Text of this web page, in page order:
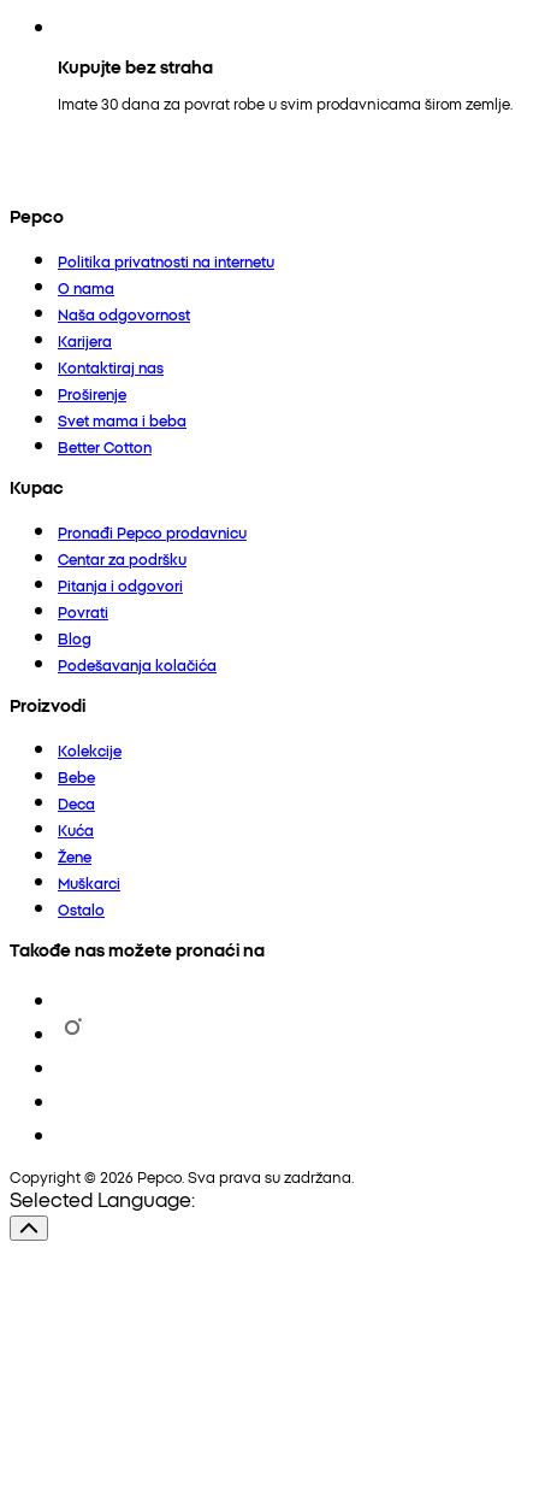
Kupujte bez straha
Imate 30 dana za povrat robe u svim prodavnicama širom zemlje.
Pepco
Politika privatnosti na internetu
O nama
Naša odgovornost
Karijera
Kontaktiraj nas
Proširenje
Svet mama i beba
Better Cotton
Kupac
Pronađi Pepco prodavnicu
Centar za podršku
Pitanja i odgovori
Povrati
Blog
Podešavanja kolačića
Proizvodi
Kolekcije
Bebe
Deca
Kuća
Žene
Muškarci
Ostalo
Takođe nas možete pronaći na
Copyright © 2026 Pepco. Sva prava su zadržana.
Selected Language: